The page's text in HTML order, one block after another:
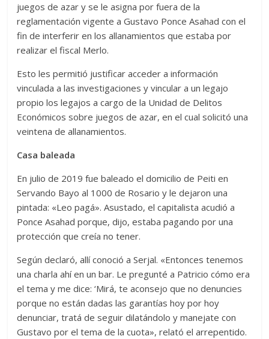
juegos de azar y se le asigna por fuera de la
reglamentación vigente a Gustavo Ponce Asahad con el
fin de interferir en los allanamientos que estaba por
realizar el fiscal Merlo.
Esto les permitió justificar acceder a información
vinculada a las investigaciones y vincular a un legajo
propio los legajos a cargo de la Unidad de Delitos
Económicos sobre juegos de azar, en el cual solicitó una
veintena de allanamientos.
Casa baleada
En julio de 2019 fue baleado el domicilio de Peiti en
Servando Bayo al 1000 de Rosario y le dejaron una
pintada: «Leo pagá». Asustado, el capitalista acudió a
Ponce Asahad porque, dijo, estaba pagando por una
protección que creía no tener.
Según declaró, allí conoció a Serjal. «Entonces tenemos
una charla ahí en un bar. Le pregunté a Patricio cómo era
el tema y me dice: ‘Mirá, te aconsejo que no denuncies
porque no están dadas las garantías hoy por hoy
denunciar, tratá de seguir dilatándolo y manejate con
Gustavo por el tema de la cuota», relató el arrepentido.